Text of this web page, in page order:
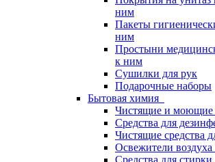
ним
Пакеты
ним
Простыни
к ним
Сушилки для рук
Подарочные наборы
Бытовая химия
Чистящие и моющие
Средства для
Чистящие средства
Освежители
Средства для стирки